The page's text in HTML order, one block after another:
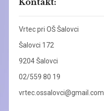
Vrtec pri OŠ Šalovci
Šalovci 172
9204 Šalovci
02/559 80 19
vrtec.ossalovci@gmail.com